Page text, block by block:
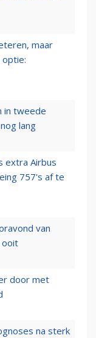
maar
optie:
in tweede
lang
extra Airbus
757's af te
van
ooit
door met
na sterk